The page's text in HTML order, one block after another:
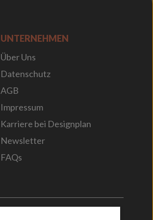
UNTERNEHMEN
Über Uns
Datenschutz
AGB
Impressum
Karriere bei Designplan
Newsletter
FAQs